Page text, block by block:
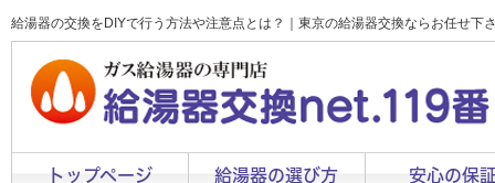
給湯器の交換をDIYで行う方法や注意点とは？｜東京の給湯器交換ならお任せ下
トップページ 給湯器の選び方 安心の保